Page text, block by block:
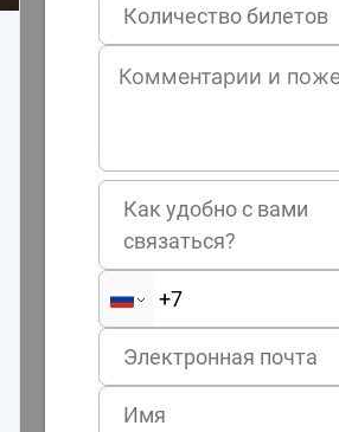
Как удобно с вами
связаться?